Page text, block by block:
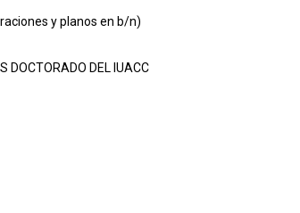
y planos en b/n)
DOCTORADO DEL IUACC